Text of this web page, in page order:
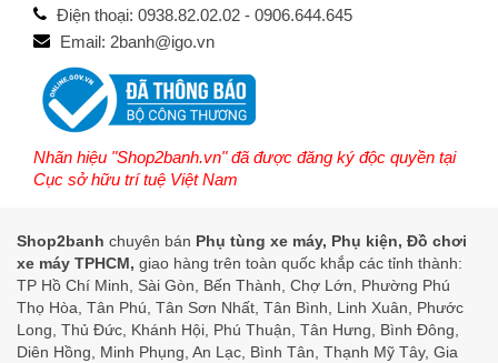
Điện thoại: 0938.82.02.02 - 0906.644.645
Email: 2banh@igo.vn
Nhãn hiệu "Shop2banh.vn" đã được đăng ký độc quyền tại
Cục sở hữu trí tuệ Việt Nam
Shop2banh chuyên bán Phụ tùng xe máy, Phụ kiện, Đồ chơi
xe máy TPHCM, giao hàng trên toàn quốc khắp các tỉnh thành:
TP Hồ Chí Minh, Sài Gòn, Bến Thành, Chợ Lớn, Phường Phú
Thọ Hòa, Tân Phú, Tân Sơn Nhất, Tân Bình, Linh Xuân, Phước
Long, Thủ Đức, Khánh Hội, Phú Thuận, Tân Hưng, Bình Đông,
Diên Hồng, Minh Phụng, An Lạc, Bình Tân, Thạnh Mỹ Tây, Gia